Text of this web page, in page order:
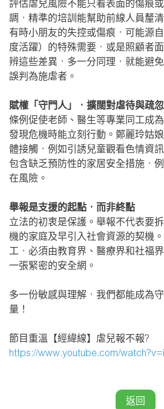
評估虐兒風險不能只看表面的傷痕
調，精準的培訓能幫助前線人員釐
有時小朋友的失控或傷痕，可能源
度活躍）的特殊需要，或是照顧者
辨這些差異，多一分同理，就能避
誤判為施虐者。
賦權「守門人」，擴闊對虐待與疏
條例促使老師、醫生等專業同工成
發現危機時能立刻行動。鄭麗玲姑
體接觸，例如引誘兒童觀看色情資
包含缺乏預防性的家居安全措施，
在風險。
舉報是支援的起點，而非終點
立法的初衷是保護。舉報不代表要
機的家庭及早引入社會資源的契機
工，必須由教育界、醫療界和社福
一張緊密的安全網。
多一份敏感與理解，我們都能成為
量！
節目重溫【經緯線】虐兒報不報?
https://www.youtube.com/
返回